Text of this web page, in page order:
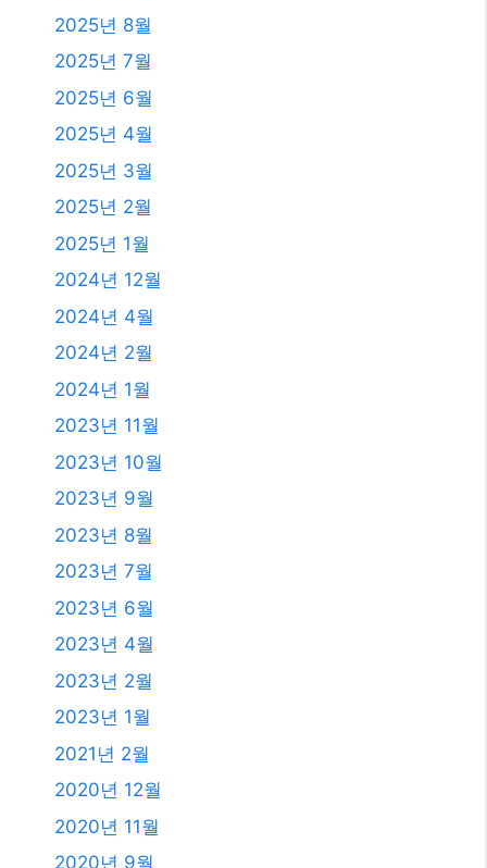
2026년 4월
2026년 3월
2026년 2월
2026년 1월
2025년 12월
2025년 11월
2025년 10월
2025년 9월
2025년 8월
2025년 7월
2025년 6월
2025년 4월
2025년 3월
2025년 2월
2025년 1월
2024년 12월
2024년 4월
2024년 2월
2024년 1월
2023년 11월
2023년 10월
2023년 9월
2023년 8월
2023년 7월